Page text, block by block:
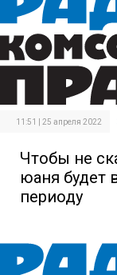
11:51 | 25 апреля 2022
Чтобы не
юаня будет
периоду